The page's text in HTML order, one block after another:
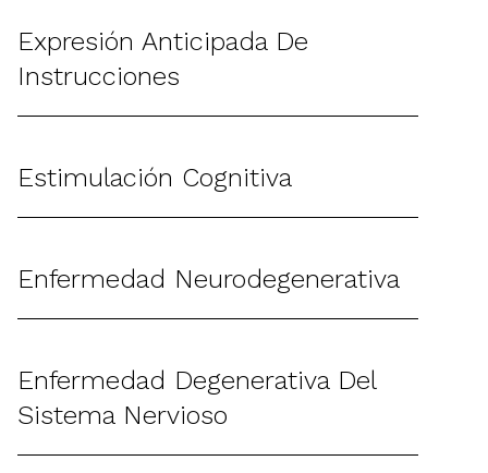
Expresión Anticipada De
Instrucciones
Estimulación Cognitiva
Enfermedad Neurodegenerativa
Enfermedad Degenerativa Del
Sistema Nervioso